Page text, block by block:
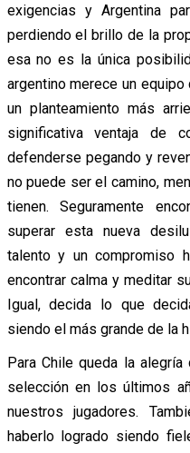
exigencias y Argentina
perdiendo el brillo de la
esa no es la única
argentino merece un
un planteamiento más
significativa ventaja de
defenderse pegando y
no puede ser el camino,
tienen. Seguramente
superar esta nueva
talento y un compromiso
encontrar calma y meditar
Igual, decida lo que
siendo el más grande de la
Para Chile queda la
selección en los últimos
nuestros jugadores.
haberlo logrado siendo